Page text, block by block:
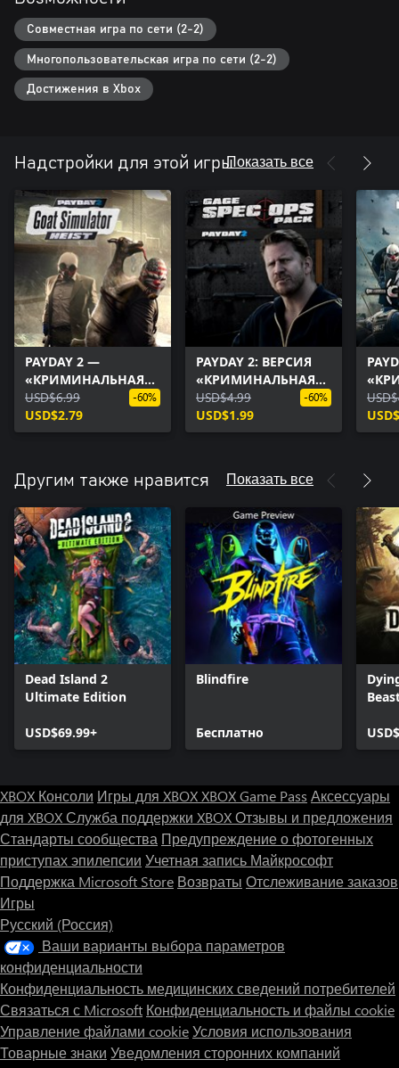
Совместная игра по сети (2-2)
Многопользовательская игра по сети (2-2)
Достижения в Xbox
Надстройки для этой игрыПоказать все
PAYDAY 2 —
«КРИМИНАЛЬНАЯ
ВОЛНА» —
ограбление GOAT
Simulator
USD$6.99
USD$2.79
-60%
PAYDAY 2: ВЕРСИЯ
«КРИМИНАЛЬНАЯ
ВОЛНА» - Gage Spec
Ops Pack
(«Спецнабор от
USD$4.99
USD$1.99
-60%
Другим также нравится Показать все
Dead Island 2
Ultimate Edition
USD$69.99+
Blindfire
Бесплатно
XBOX Консоли Игры для XBOXXBOX Game Pass Аксессуары
для XBOXСлужба поддержки XBOXОтзывы и предложения
Стандарты сообщества Предупреждение о фотогенных
приступах эпилепсии Учетная запись Майкрософт
Поддержка Microsoft Store Возвраты Отслеживание заказов
Игры
Русский (Россия)
Ваши варианты выбора параметров
конфиденциальности
Конфиденциальность медицинских сведений потребителей
Связаться с Microsoft Конфиденциальность и файлы cookie
Управление файлами cookieУсловия использования
Товарные знаки Уведомления сторонних компаний